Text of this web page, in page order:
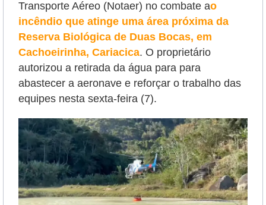
Transporte Aéreo (Notaer) no combate ao
incêndio que atinge uma área próxima da
Reserva Biológica de Duas Bocas, em
Cachoeirinha, Cariacica. O proprietário
autorizou a retirada da água para para
abastecer a aeronave e reforçar o trabalho das
equipes nesta sexta-feira (7).